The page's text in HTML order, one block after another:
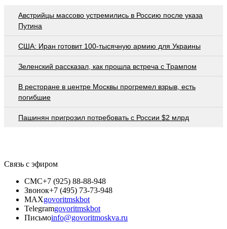
Австрийцы массово устремились в Россию после указа
Путина
США: Иран готовит 100-тысячную армию для Украины
Зеленский рассказал, как прошла встреча с Трампом
В ресторане в центре Москвы прогремел взрыв, есть
погибшие
Пашинян пригрозил потребовать c России $2 млрд
Связь с эфиром
СМС+7 (925) 88-88-948
Звонок+7 (495) 73-73-948
MAXgovoritmskbot
Telegramgovoritmskbot
Письмоinfo@govoritmoskva.ru